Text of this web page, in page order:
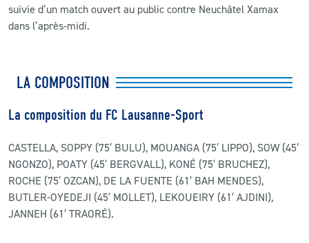
suivie d’un match ouvert au public contre Neuchâtel Xamax
dans l’après‑midi.
LA COMPOSITION
La composition du FC Lausanne-Sport
CASTELLA, SOPPY (75′ BULU), MOUANGA (75′ LIPPO), SOW (45′
NGONZO), POATY (45′ BERGVALL), KONÉ (75′ BRUCHEZ),
ROCHE (75′ OZCAN), DE LA FUENTE (61′ BAH MENDES),
BUTLER-OYEDEJI (45′ MOLLET), LEKOUEIRY (61′ AJDINI),
JANNEH (61′ TRAORÉ).